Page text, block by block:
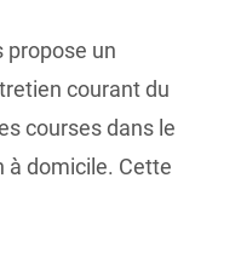
propose un
courant du
courses dans le
à domicile. Cette